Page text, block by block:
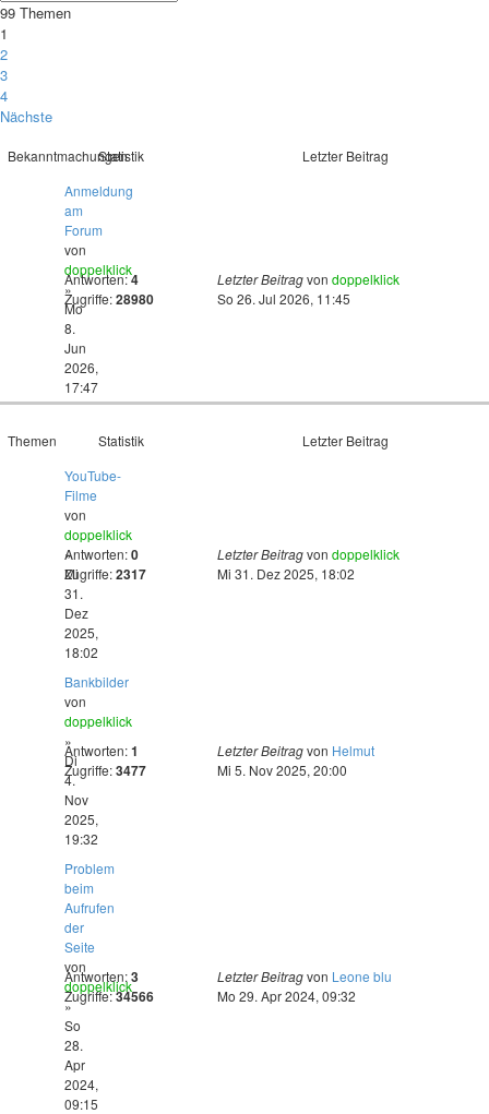
99 Themen
1
2
3
4
Nächste
Bekanntmachungen
Statistik
Letzter Beitrag
Anmeldung
am
Forum
von
doppelklick
»
Mo
8.
Jun
2026,
17:47
Antworten:4
Zugriffe:28980
Letzter Beitragvon doppelklick
So 26. Jul 2026, 11:45
Themen Statistik
Letzter Beitrag
YouTube-
Filme
von
doppelklick
»
Mi
31.
Dez
2025,
18:02
Antworten:0
Zugriffe:2317
Letzter Beitragvon doppelklick
Mi 31. Dez 2025, 18:02
Bankbilder
von
doppelklick
»
Di
4.
Nov
2025,
19:32
Antworten:1
Zugriffe:3477
Letzter Beitragvon Helmut
Mi 5. Nov 2025, 20:00
Problem
beim
Aufrufen
der
Seite
von
doppelklick
»
So
28.
Apr
2024,
09:15
Antworten:3
Zugriffe:34566
Letzter Beitragvon Leone blu
Mo 29. Apr 2024, 09:32